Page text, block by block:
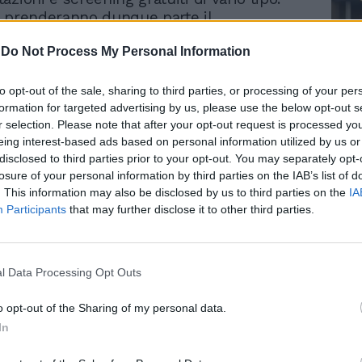
Do Not Process My Personal Information
opt-out of the sale, sharing to third parties, or processing of your
for targeted advertising by us, please use the below opt-out
selection. Please note that after your opt-out request is processed
interest-based ads based on personal information utilized by us
to third parties prior to your opt-out. You may separately
of your personal information by third parties on the IAB’s list of
This information may also be disclosed by us to third parties on the
Participants that may further disclose it to other third parties.
Data Processing Opt Outs
opt-out of the Sharing of my personal data.
prenderanno dunque parte il
Policlinico Universitario Campus
al San Raffaele, official partner della
rossa, sarà possibile sottoporsi
alla MOC, l’esame radiologico che
e la massa ossea indicato per la
e la diagnostica dell'osteoporosi,
colpisce in particolar modo le donne in
12:30 e dalle 14:30 alle 17:30 presso la
tra la COIN e il Mercato Centrale.
la prenotazione inviando un’email
paziente e un numero di telefono. Alle
Rudy Giuliani a Come States?
Trump, Meloni e la strategia
americana